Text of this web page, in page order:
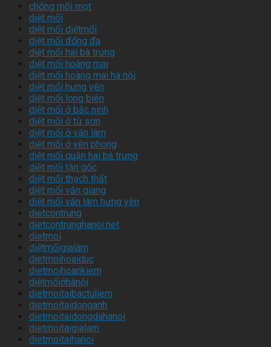
chống mối mọt
diệt mối
diệt mối diệtmối
diệt mối đống đa
diệt mối hai bà trưng
diệt mối hoàng mai
diệt mối hoàng mai hà nội
diệt mối hưng yên
diệt mối long biên
diệt mối ở bắc ninh
diệt mối ở từ sơn
diệt mối ở văn lâm
diệt mối ở yên phong
diệt mối quận hai bà trưng
diệt mối tận gốc
diệt mối thạch thất
diệt mối văn giang
diệt mối văn lâm hưng yên
dietcontrung
dietcontrunghanoi.net
dietmoi
diệtmốigialâm
dietmoihoaiduc
dietmoihoankiem
diệtmốiởhànội
dietmoitaibactuliem
dietmoitaidonganh
dietmoitaidongdahanoi
dietmoitaigialam
dietmoitaihanoi